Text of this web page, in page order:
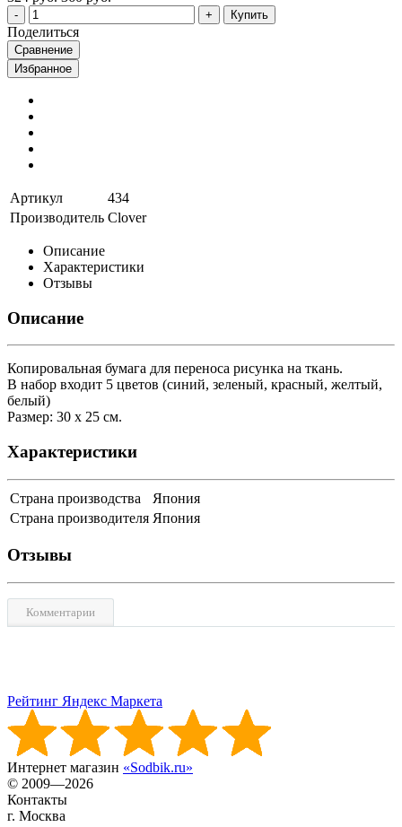
Купить
Поделиться
Сравнение
Избранное
Артикул
434
Производитель Clover
Описание
Характеристики
Отзывы
Описание
Копировальная бумага для переноса рисунка на ткань.
В набор входит 5 цветов (синий, зеленый, красный, желтый,
белый)
Размер: 30 х 25 см.
Характеристики
Страна производства
Япония
Страна производителя Япония
Отзывы
Комментарии
Рейтинг Яндекс Маркета
Интернет магазин «Sodbik.ru»
© 2009—2026
Контакты
г. Москва